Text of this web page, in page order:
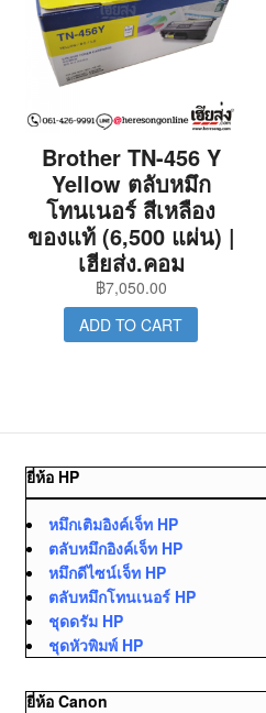
Brother TN-456 Y
Yellow ตลับหมึก
โทนเนอร์ สีเหลือง
ของแท้ (6,500 แผ่น) |
เฮียส่ง.คอม
฿7,050.00
ADD TO CART
ยี่ห้อ HP
หมึกเติมอิงค์เจ็ท HP
ตลับหมึกอิงค์เจ็ท HP
หมึกดีไซน์เจ็ท HP
ตลับหมึกโทนเนอร์ HP
ชุดดรัม HP
ชุดหัวพิมพ์ HP
ยี่ห้อ Canon